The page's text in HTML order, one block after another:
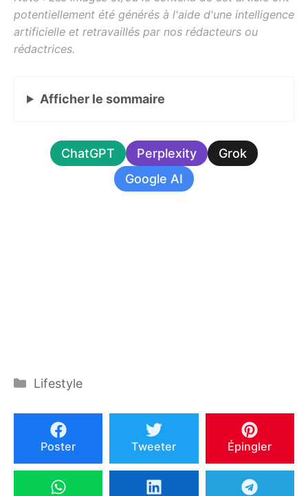
Afficher le sommaire
ChatGPT Perplexity
Grok
Google AI
Catégories
Lifestyle
Poster Tweeter Épingler